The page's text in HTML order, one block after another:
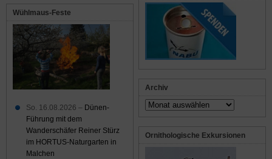
Archiv
Archiv
Ornithologische Exkursionen
Wühlmaus-Feste
So. 16.08.2026 – Dünen-
Führung mit dem
Wanderschäfer Reiner Stürz
im HORTUS-Naturgarten in
Malchen